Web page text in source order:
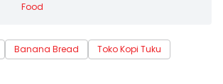
Food
Banana Bread
Toko Kopi Tuku